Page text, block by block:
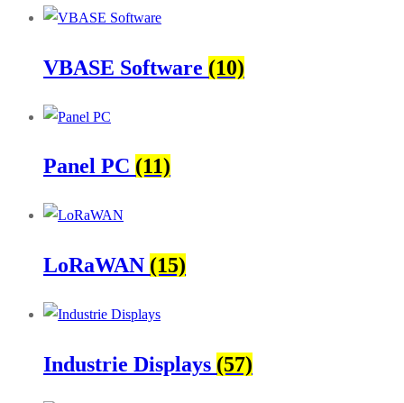
VBASE Software (10)
Panel PC (11)
LoRaWAN (15)
Industrie Displays (57)